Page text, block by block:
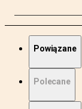
Powiązane
Polecane